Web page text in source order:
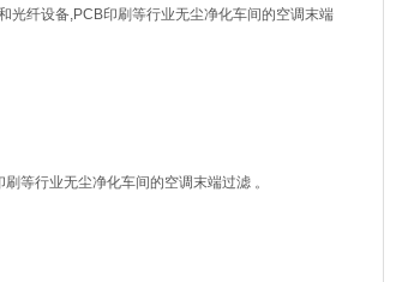
光纤设备,PCB印刷等行业无尘净化车间的空调末端
等行业无尘净化车间的空调末端过滤 。